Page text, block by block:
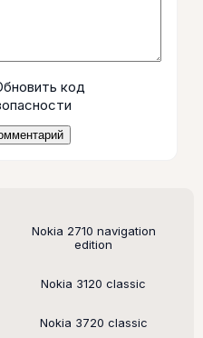
Nokia 2710 navigation
edition
Nokia 3120 classic
Nokia 3720 classic